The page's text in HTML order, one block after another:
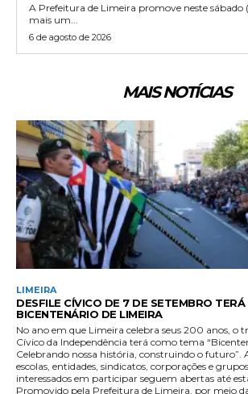
A Prefeitura de Limeira promove neste sábado
mais um...
6 de agosto de 2026
MAIS NOTÍCIAS
LIMEIRA
DESFILE CÍVICO DE 7 DE SETEMBRO
BICENTENÁRIO DE LIMEIRA
No ano em que Limeira celebra seus 200 anos, o
Cívico da Independência terá como tema
Celebrando nossa história, construindo o futuro”.
escolas, entidades, sindicatos, corporações e
interessados em participar seguem abertas até
Promovido pela Prefeitura de Limeira, por meio